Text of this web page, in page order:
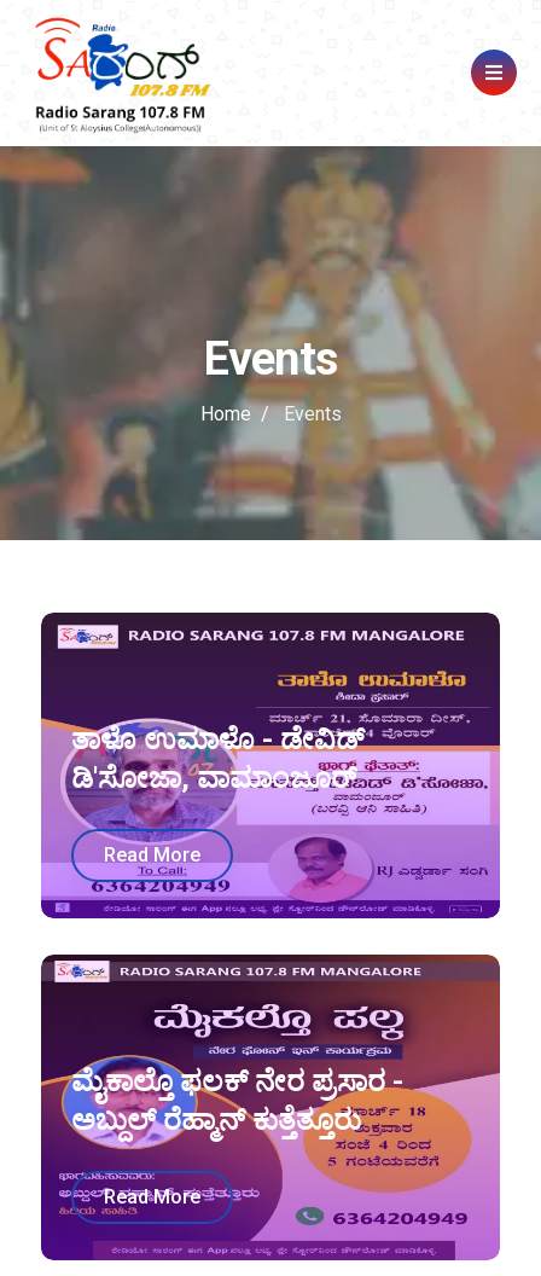
Events
Home Events
ತಾಳೊ ಉಮಾಳೊ - ಡೇವಿಡ್
ಡಿ'ಸೋಜಾ, ವಾಮಾಂಜೂರ್
Read More
ಮೈಕಾಲ್ತೊ ಫಲಕ್ ನೇರ ಪ್ರಸಾರ -
ಅಬ್ದುಲ್ ರೆಹ್ಮಾನ್ ಕುತ್ತೆತ್ತೂರು
Read More